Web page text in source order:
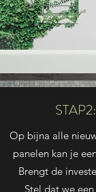
Op bijna alle
panelen kan je
Brengt de
Stel dat we